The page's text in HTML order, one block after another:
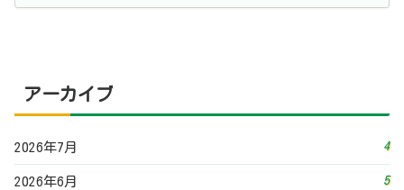
アーカイブ
2026年7月 4
2026年6月 5